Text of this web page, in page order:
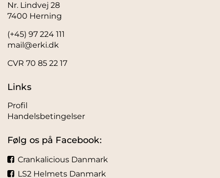
Nr. Lindvej 28
7400 Herning
(+45) 97 224 111
mail@erki.dk
CVR 70 85 22 17
Links
Profil
Handelsbetingelser
Følg os på Facebook:
Crankalicious Danmark
LS2 Helmets Danmark